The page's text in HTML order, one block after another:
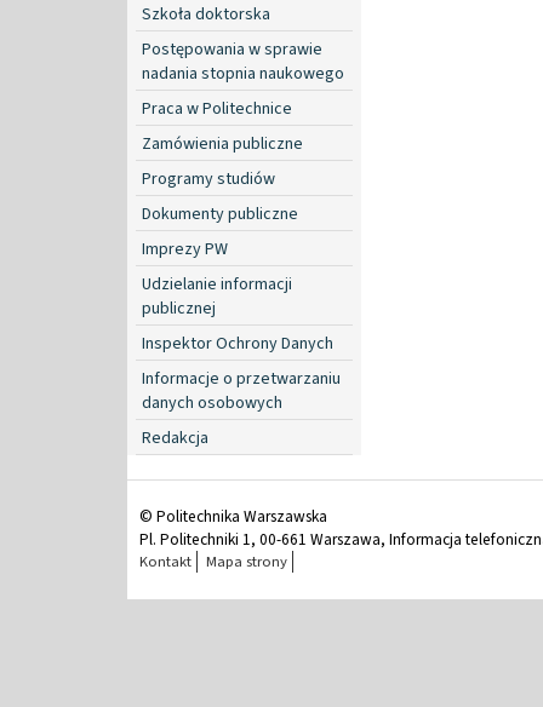
Szkoła doktorska
Postępowania w sprawie
nadania stopnia naukowego
Praca w Politechnice
Zamówienia publiczne
Programy studiów
Dokumenty publiczne
Imprezy PW
Udzielanie informacji
publicznej
Inspektor Ochrony Danych
Informacje o przetwarzaniu
danych osobowych
Redakcja
© Politechnika Warszawska
Pl. Politechniki 1, 00-661 Warszawa, Informacja
Kontakt Mapa strony